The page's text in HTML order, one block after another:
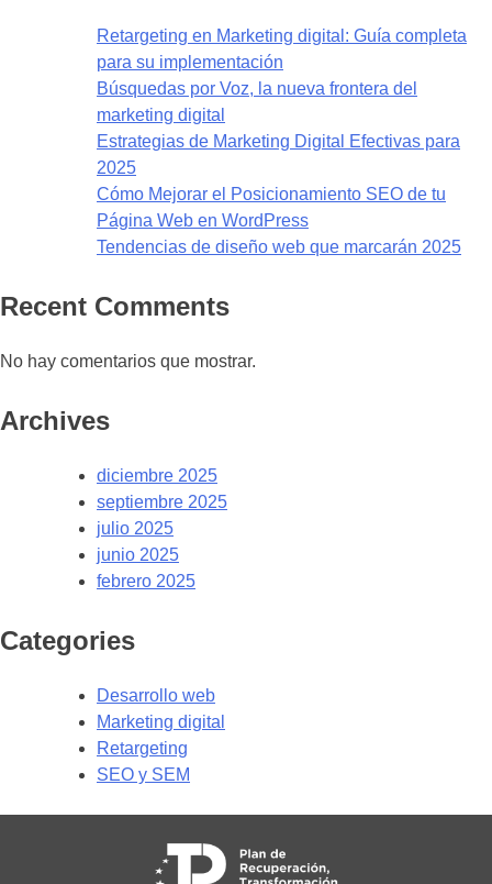
Retargeting en Marketing digital: Guía completa
para su implementación
Búsquedas por Voz, la nueva frontera del
marketing digital
Estrategias de Marketing Digital Efectivas para
2025
Cómo Mejorar el Posicionamiento SEO de tu
Página Web en WordPress
Tendencias de diseño web que marcarán 2025
Recent Comments
No hay comentarios que mostrar.
Archives
diciembre 2025
septiembre 2025
julio 2025
junio 2025
febrero 2025
Categories
Desarrollo web
Marketing digital
Retargeting
SEO y SEM